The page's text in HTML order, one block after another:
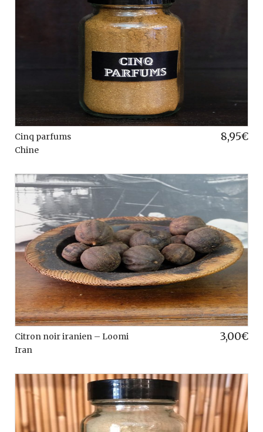
Cinq parfums
Chine
8,95€
Citron noir iranien – Loomi
Iran
3,00€